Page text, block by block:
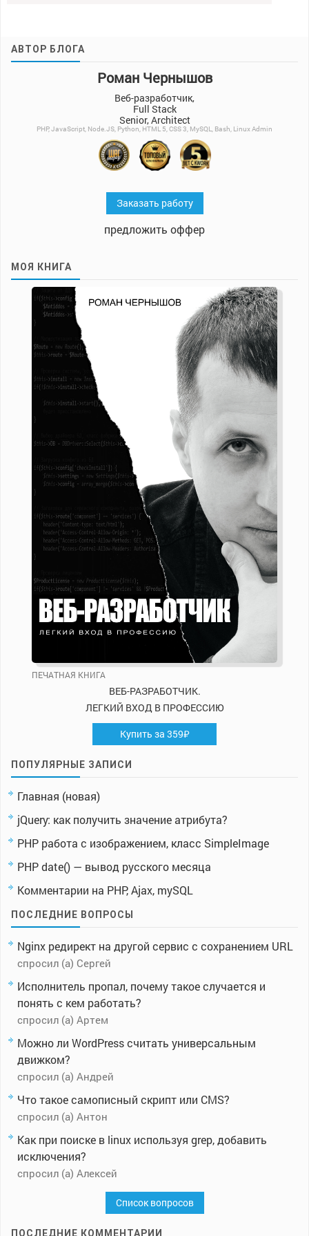
АВТОР БЛОГА
Роман Чернышов
Веб-разработчик,
Full Stack
Senior, Architect
PHP, JavaScript, Node.JS, Python, HTML 5, CSS 3, MySQL, Bash, Linux Admin
Заказать работу
предложить оффер
МОЯ КНИГА
ПЕЧАТНАЯ КНИГА
ВЕБ-РАЗРАБОТЧИК.
ЛЕГКИЙ ВХОД В ПРОФЕССИЮ
Купить за 359₽
ПОПУЛЯРНЫЕ ЗАПИСИ
Главная (новая)
jQuery: как получить значение атрибута?
PHP работа с изображением, класс SimpleImage
PHP date() — вывод русского месяца
Комментарии на PHP, Ajax, mySQL
ПОСЛЕДНИЕ ВОПРОСЫ
Nginx редирект на другой сервис с сохранением URL
спросил (а) Сергей
Исполнитель пропал, почему такое случается и
понять с кем работать?
спросил (а) Артем
Можно ли WordPress считать универсальным
движком?
спросил (а) Андрей
Что такое самописный скрипт или CMS?
спросил (а) Антон
Как при поиске в linux используя grep, добавить
исключения?
спросил (а) Алексей
Список вопросов
ПОСЛЕДНИЕ КОММЕНТАРИИ